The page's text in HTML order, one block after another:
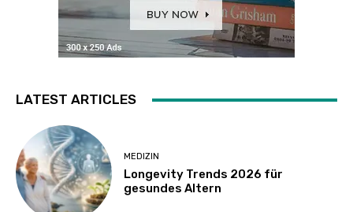
LATEST ARTICLES
MEDIZIN
Longevity Trends 2026 für
gesundes Altern